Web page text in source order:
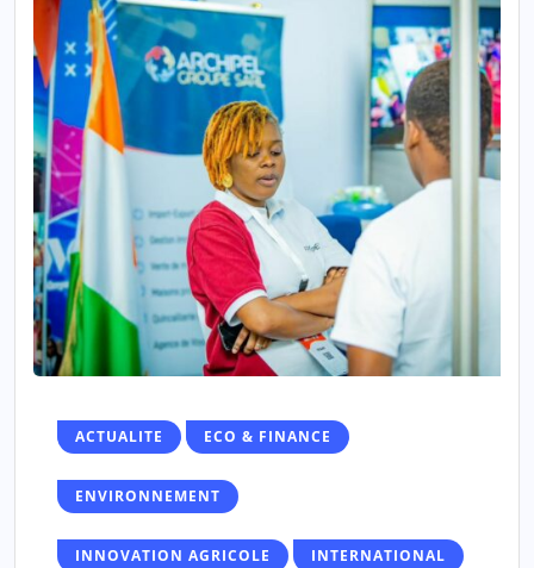
ACTUALITE ECO & FINANCE
ENVIRONNEMENT
INNOVATION AGRICOLE INTERNATIONAL